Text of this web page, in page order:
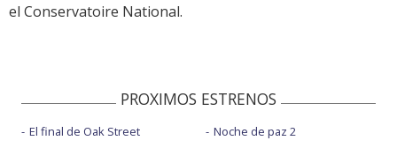
el Conservatoire National.
PROXIMOS ESTRENOS
El final de Oak Street
Noche de paz 2